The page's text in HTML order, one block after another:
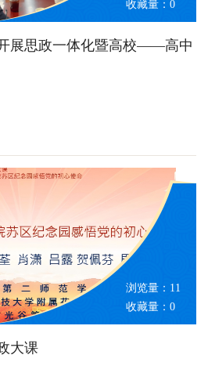
收藏量： 0
展思政一体化暨高校——高中
浏览量： 11
收藏量： 0
大课